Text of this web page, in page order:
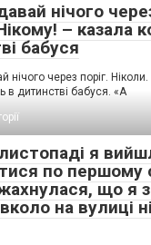
нічого
– казала
бабуся
нічого через поріг.
в дитинстві бабуся. «А
я
по першому
що я
на вулиці